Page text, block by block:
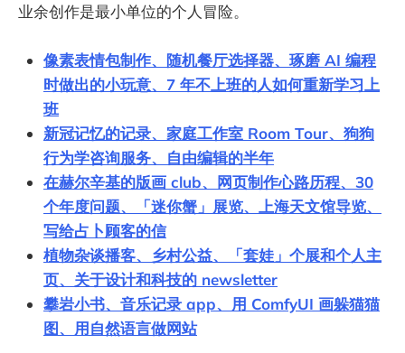
业余创作是最小单位的个人冒险。
像素表情包制作、随机餐厅选择器、琢磨 AI 编程
时做出的小玩意、7 年不上班的人如何重新学习上
班
新冠记忆的记录、家庭工作室 Room Tour、狗狗
行为学咨询服务、自由编辑的半年
在赫尔辛基的版画 club、网页制作心路历程、30
个年度问题、「迷你蟹」展览、上海天文馆导览、
写给占卜顾客的信
植物杂谈播客、乡村公益、「套娃」个展和个人主
页、关于设计和科技的 newsletter
攀岩小书、音乐记录 app、用 ComfyUI 画躲猫猫
图、用自然语言做网站